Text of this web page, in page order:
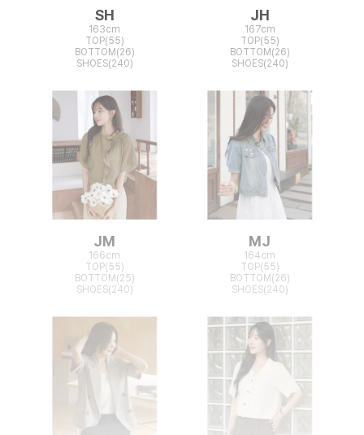
SH
163cm
TOP(55)
BOTTOM(26)
SHOES(240)
JH
167cm
TOP(55)
BOTTOM(26)
SHOES(240)
JM
166cm
TOP(55)
BOTTOM(25)
SHOES(240)
MJ
164cm
TOP(55)
BOTTOM(26)
SHOES(240)